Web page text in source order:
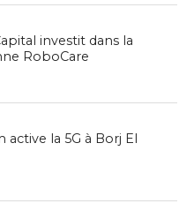
investit dans la
RoboCare
active la 5G à Borj El